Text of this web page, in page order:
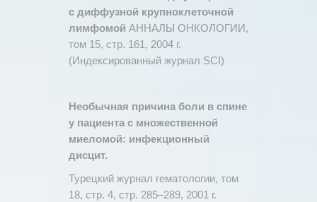
с диффузной крупноклеточной
лимфомой АННАЛЫ ОНКОЛОГИИ,
том 15, стр. 161, 2004 г.
(Индексированный журнал SCI)
Необычная причина боли в спине
у пациента с множественной
миеломой: инфекционный
дисцит.
Турецкий журнал гематологии, том
18, стр. 4, стр. 285–289, 2001 г.